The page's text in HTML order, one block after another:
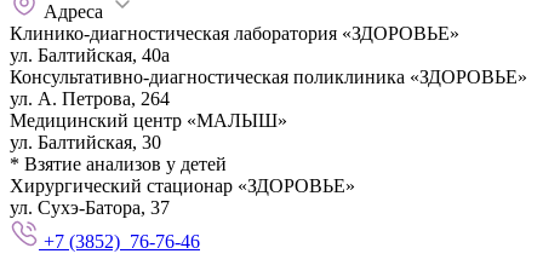
Адреса
Клинико-диагностическая лаборатория «ЗДОРОВЬЕ»
ул. Балтийская, 40а
Консультативно-диагностическая поликлиника «ЗДОРОВЬЕ»
ул. А. Петрова, 264
Медицинский центр «МАЛЫШ»
ул. Балтийская, 30
* Взятие анализов у детей
Хирургический стационар «ЗДОРОВЬЕ»
ул. Сухэ-Батора, 37
+7 (3852) 76-76-46